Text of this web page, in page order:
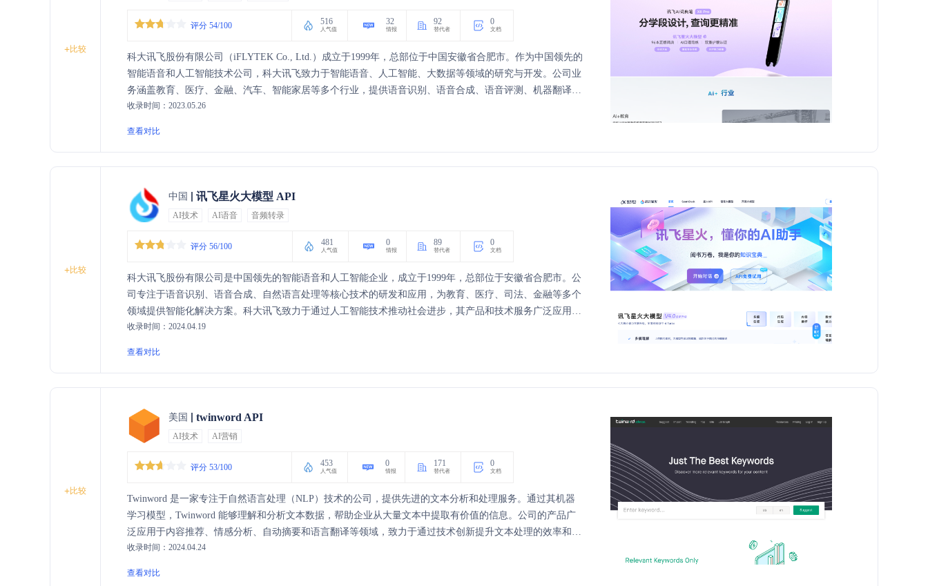
+比较
评分 54/100 516
人气值
32
情报
92
替代者
0
文档
科大讯飞股份有限公司（iFLYTEK Co., Ltd.）成立于1999年，总部位于中国安徽省合肥市。作为中国领先的
智能语音和人工智能技术公司，科大讯飞致力于智能语音、人工智能、大数据等领域的研究与开发。公司业
务涵盖教育、医疗、金融、汽车、智能家居等多个行业，提供语音识别、语音合成、语音评测、机器翻译等
智能语音服务。科大讯飞以技术创新为核心，推动人工智能技术在各行业的应用，为社会创造更多价值。
收录时间：2023.05.26
查看对比
+比较
中国 讯飞星火大模型 API
AI技术 AI语音 音频转录
评分 56/100 481
人气值
0
情报
89
替代者
0
文档
科大讯飞股份有限公司是中国领先的智能语音和人工智能企业，成立于1999年，总部位于安徽省合肥市。公
司专注于语音识别、语音合成、自然语言处理等核心技术的研发和应用，为教育、医疗、司法、金融等多个
领域提供智能化解决方案。科大讯飞致力于通过人工智能技术推动社会进步，其产品和技术服务广泛应用于
智能硬件、智慧城市建设等多个方面。
收录时间：2024.04.19
查看对比
+比较
美国 twinword API
AI技术 AI营销
评分 53/100 453
人气值
0
情报
171
替代者
0
文档
Twinword 是一家专注于自然语言处理（NLP）技术的公司，提供先进的文本分析和处理服务。通过其机器
学习模型，Twinword 能够理解和分析文本数据，帮助企业从大量文本中提取有价值的信息。公司的产品广
泛应用于内容推荐、情感分析、自动摘要和语言翻译等领域，致力于通过技术创新提升文本处理的效率和准
确性。
收录时间：2024.04.24
查看对比